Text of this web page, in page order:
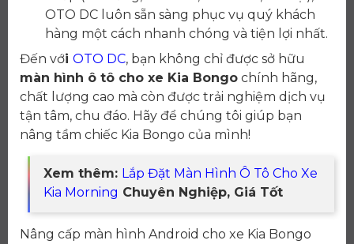
OTO DC luôn sẵn sàng phục vụ quý khách
hàng một cách nhanh chóng và tiện lợi nhất.
Đến với OTO DC, bạn không chỉ được sở hữu
màn hình ô tô cho xe Kia Bongo chính hãng,
chất lượng cao mà còn được trải nghiệm dịch vụ
tận tâm, chu đáo. Hãy để chúng tôi giúp bạn
nâng tầm chiếc Kia Bongo của mình!
Xem thêm: Lắp Đặt Màn Hình Ô Tô Cho Xe
Kia Morning Chuyên Nghiệp, Giá Tốt
Nâng cấp màn hình Android cho xe Kia Bongo